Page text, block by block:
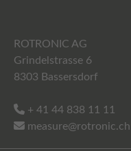
ROTRONIC AG
Grindelstrasse 6
8303 Bassersdorf
+ 41 44 838 11 11
measure@rotronic.ch